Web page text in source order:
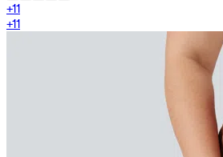
+11
+11